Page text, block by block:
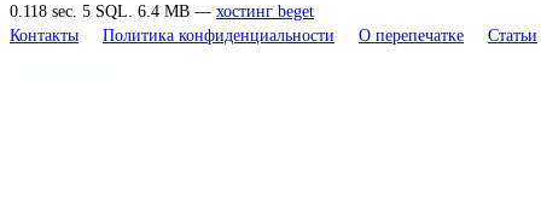
0.118 sec. 5 SQL. 6.4 MB — хостинг beget
Контакты
Политика конфиденциальности О перепечатке Статьи